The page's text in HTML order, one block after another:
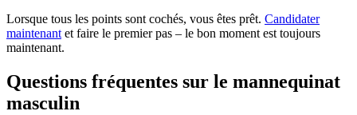
Lorsque tous les points sont cochés, vous êtes prêt. Candidater
maintenant et faire le premier pas – le bon moment est toujours
maintenant.
Questions fréquentes sur le mannequinat
masculin